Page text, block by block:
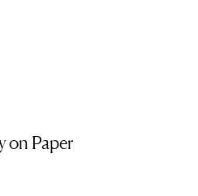
on Paper